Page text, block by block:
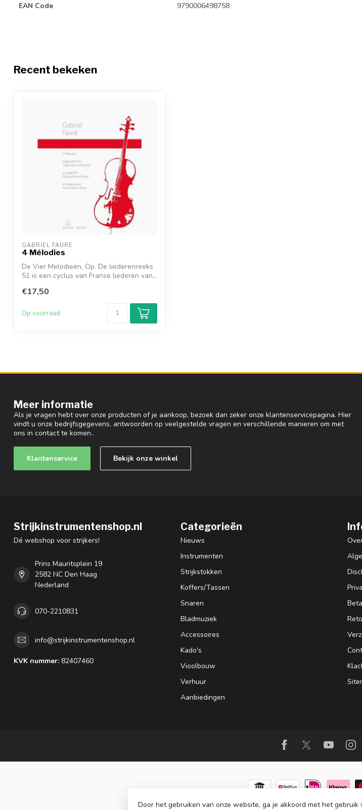
EAN Code 9790006498758
Recent bekeken
GABRIEL FAURÉ
4 Mélodies
De Vier Melodieën, Op. De liederenreeks
51 is een cyclus van Franse liederen van...
€17,50
Op voorraad
Meer informatie
Als je vragen hebt over onze producten of je aankoop, bezoek dan zeker onze klantenservicepagina. Hier
vindt u onze bedrijfsgegevens, antwoorden op veelgestelde vragen en verschillende manieren om met
ons in contact te komen..
Klantenservice Bekijk onze winkel
Strijkinstrumentenshop.nl
Dé webshop voor strijkers!
Prins Mauritsplein 19
2582 NC Den Haag
Nederland
070-2210831
info@strijkinstrumentenshop.nl
KVK nummer: 82407460
Categorieën
Nieuws
Instrumenten
Strijkstokken
Koffers/Tassen
Snaren
Bladmuziek
Accessoires
Kado's
Vioolbouw
Verhuur
Aanbiedingen
© Copyright 2026
Door het gebruiken van onze website, ga je akkoord met het